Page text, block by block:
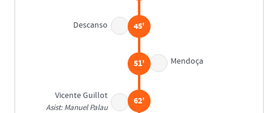
Descanso 45'
Mendoça
51'
Vicente Guillot
Asist: Manuel Palau
62'